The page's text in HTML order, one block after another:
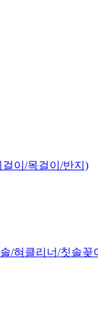
이/목걸이/반지)
/혀클리너/칫솔꽂